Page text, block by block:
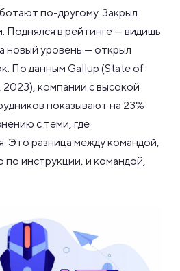
по-другому. Закрыл
Поднялся в рейтинге — видишь
новый уровень — открыл
По данным Gallup (State of
компании с высокой
показывают на 23%
с теми, где
Это разница между командой,
по инструкции, и командой,